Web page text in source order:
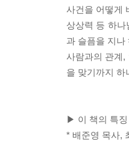
사건을 어떻게
상상력 등 하
과 슬픔을 지나
사람과의 관계,
을 맞기까지 하
▶ 이 책의 특징
* 배준영 목사,